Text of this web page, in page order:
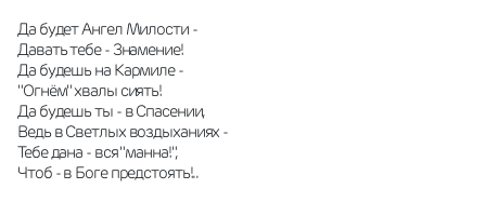
Да будет Ангел Милости -
Давать тебе - Знамение!
Да будешь на Кармиле -
"Огнём" хвалы сиять!
Да будешь ты - в Спасении,
Ведь в Светлых воздыханиях -
Тебе дана - вся "манна!",
Чтоб - в Боге предстоять!..